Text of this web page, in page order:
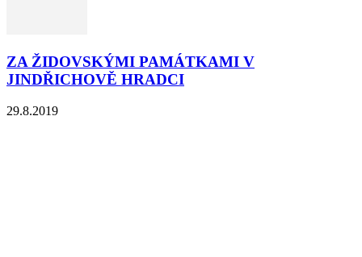
ZA ŽIDOVSKÝMI PAMÁTKAMI V
JINDŘICHOVĚ HRADCI
29.8.2019